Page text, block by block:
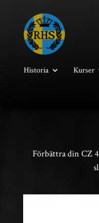
Historia Kurser
Förbättra din CZ